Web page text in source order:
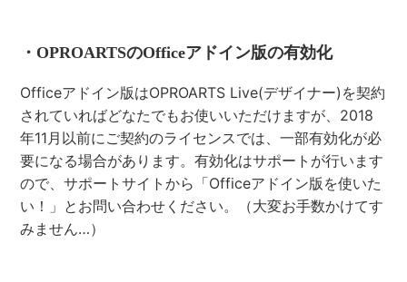
・OPROARTSのOfficeアドイン版の有効化
Officeアドイン版はOPROARTS Live(デザイナー)を契約
されていればどなたでもお使いいただけますが、2018
年11月以前にご契約のライセンスでは、一部有効化が必
要になる場合があります。有効化はサポートが行います
ので、サポートサイトから「Officeアドイン版を使いた
い！」とお問い合わせください。（大変お手数かけてす
みません…）